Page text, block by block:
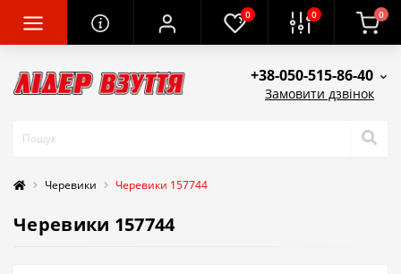
0 0 0
+38-050-515-86-40
Замовити дзвінок
Черевики Черевики 157744
Черевики 157744